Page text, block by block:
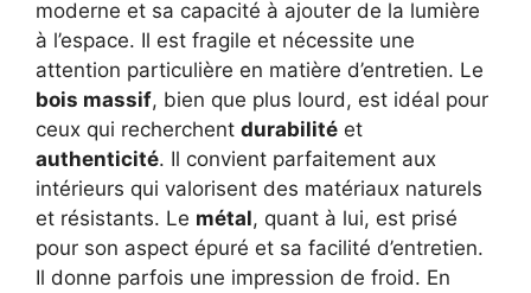
moderne et sa capacité à ajouter de la lumière
à l’espace. Il est fragile et nécessite une
attention particulière en matière d’entretien. Le
bois massif, bien que plus lourd, est idéal pour
ceux qui recherchent durabilité et
authenticité. Il convient parfaitement aux
intérieurs qui valorisent des matériaux naturels
et résistants. Le métal, quant à lui, est prisé
pour son aspect épuré et sa facilité d’entretien.
Il donne parfois une impression de froid. En